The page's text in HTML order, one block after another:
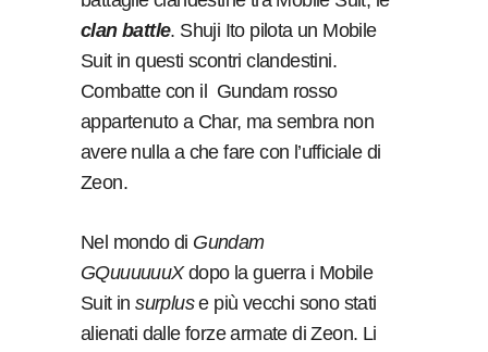
clan battle. Shuji Ito pilota un Mobile
Suit in questi scontri clandestini.
Combatte con il Gundam rosso
appartenuto a Char, ma sembra non
avere nulla a che fare con l’ufficiale di
Zeon.
Nel mondo di Gundam
GQuuuuuuX dopo la guerra i Mobile
Suit insurpluse più vecchi sono stati
alienati dalle forze armate di Zeon. Li